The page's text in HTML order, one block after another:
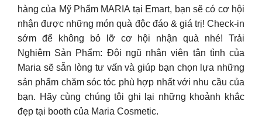
hàng của Mỹ Phẩm MARIA tại Emart, bạn sẽ có cơ hội
nhận được những món quà độc đáo & giá trị! Check-in
sớm để không bỏ lỡ cơ hội nhận quà nhé! Trải
Nghiệm Sản Phẩm: Đội ngũ nhân viên tận tình của
Maria sẽ sẵn lòng tư vấn và giúp bạn chọn lựa những
sản phẩm chăm sóc tóc phù hợp nhất với nhu cầu của
bạn. Hãy cùng chúng tôi ghi lại những khoảnh khắc
đẹp tại booth của Maria Cosmetic.